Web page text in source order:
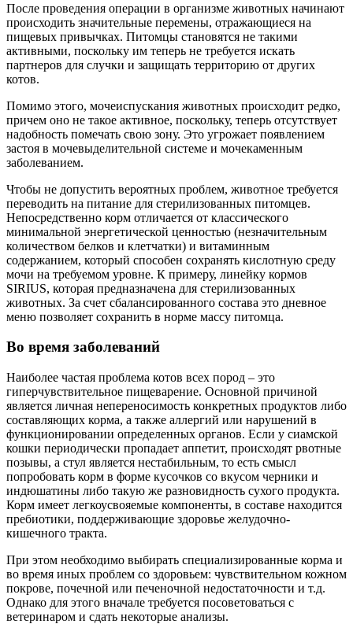
После проведения операции в организме животных начинают
происходить значительные перемены, отражающиеся на
пищевых привычках. Питомцы становятся не такими
активными, поскольку им теперь не требуется искать
партнеров для случки и защищать территорию от других
котов.
Помимо этого, мочеиспускания животных происходит редко,
причем оно не такое активное, поскольку, теперь отсутствует
надобность помечать свою зону. Это угрожает появлением
застоя в мочевыделительной системе и мочекаменным
заболеванием.
Чтобы не допустить вероятных проблем, животное требуется
переводить на питание для стерилизованных питомцев.
Непосредственно корм отличается от классического
минимальной энергетической ценностью (незначительным
количеством белков и клетчатки) и витаминным
содержанием, который способен сохранять кислотную среду
мочи на требуемом уровне. К примеру, линейку кормов
SIRIUS, которая предназначена для стерилизованных
животных. За счет сбалансированного состава это дневное
меню позволяет сохранить в норме массу питомца.
Во время заболеваний
Наиболее частая проблема котов всех пород – это
гиперчувствительное пищеварение. Основной причиной
является личная непереносимость конкретных продуктов либо
составляющих корма, а также аллергий или нарушений в
функционировании определенных органов. Если у сиамской
кошки периодически пропадает аппетит, происходят рвотные
позывы, а стул является нестабильным, то есть смысл
попробовать корм в форме кусочков со вкусом черники и
индюшатины либо такую же разновидность сухого продукта.
Корм имеет легкоусвояемые компоненты, в составе находится
пребиотики, поддерживающие здоровье желудочно-
кишечного тракта.
При этом необходимо выбирать специализированные корма и
во время иных проблем со здоровьем: чувствительном кожном
покрове, почечной или печеночной недостаточности и т.д.
Однако для этого вначале требуется посоветоваться с
ветеринаром и сдать некоторые анализы.